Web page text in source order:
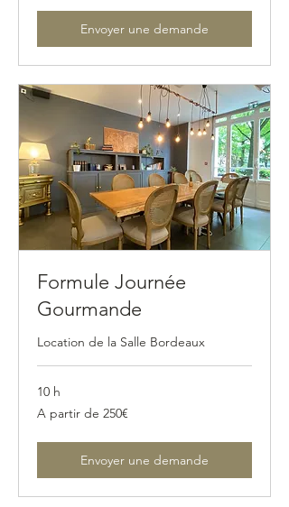
Envoyer une demande
Formule Journée
Gourmande
Location de la Salle Bordeaux
10 h
A
partir
A partir de 250€
Envoyer une demande